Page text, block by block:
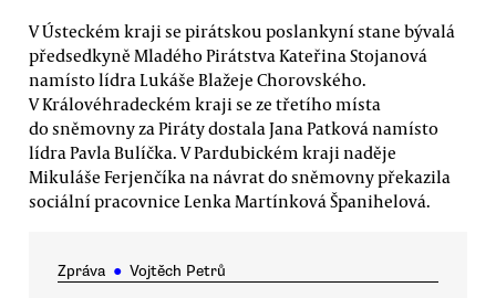
V Ústeckém kraji se pirátskou poslankyní stane bývalá
předsedkyně Mladého Pirátstva Kateřina Stojanová
namísto lídra Lukáše Blažeje Chorovského.
V Královéhradeckém kraji se ze třetího místa
do sněmovny za Piráty dostala Jana Patková namísto
lídra Pavla Bulíčka. V Pardubickém kraji naděje
Mikuláše Ferjenčíka na návrat do sněmovny překazila
sociální pracovnice Lenka Martínková Španihelová.
Zpráva ● Vojtěch Petrů